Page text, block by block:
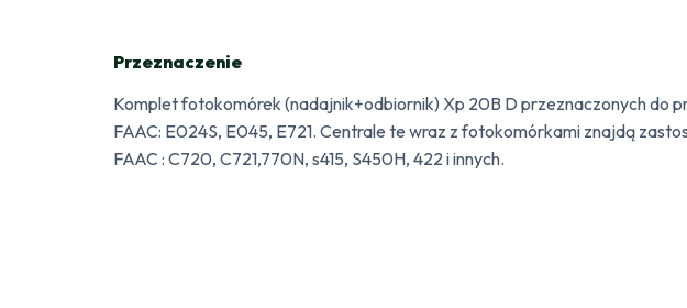
Przeznaczenie
Komplet fotokomórek (nadajnik+odbiornik) Xp 20B D przeznaczonych do
FAAC: E024S, E045, E721. Centrale te wraz z fotokomórkami znajdą
FAAC : C720, C721,770N, s415, S450H, 422 i innych.